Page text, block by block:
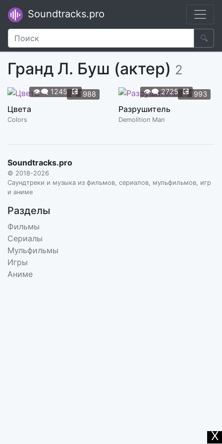
Soundtracks.pro
🔍
Гранд Л. Буш (актер) 2
📆1988
👁️‍🗨️ 1245 💽
Цвета
Colors
📆1993
👁️‍🗨️2725 💽
Разрушитель
Demolition Man
Soundtracks.pro
© 2018-2026
Саундтреки и музыка из фильмов, сериалов, мульфильмов, игр
и аниме
Разделы
Фильмы
Сериалы
Мульфильмы
Игры
Аниме
X